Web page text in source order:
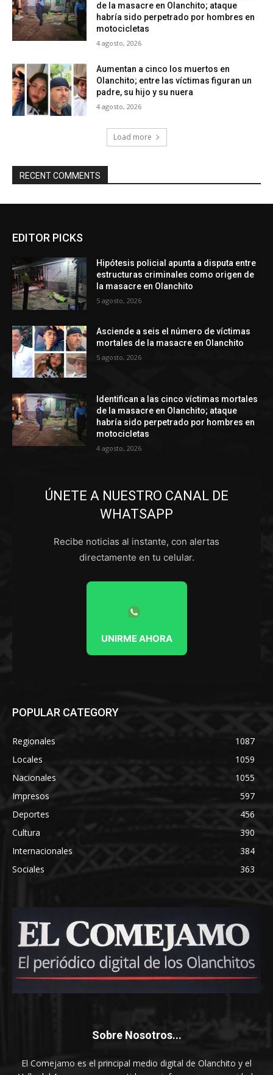
de la masacre en Olanchito; ataque
habría sido perpetrado por hombres en
motocicletas
4 agosto, 2026
Aumentan a cinco los muertos en
Olanchito; entre las víctimas figuran un
padre, su hijo y su nuera
4 agosto, 2026
Load more
RECENT COMMENTS
EDITOR PICKS
Hipótesis policial apunta a disputa entre
estructuras criminales como origen de
la masacre en Olanchito
5 agosto, 2026
Asciende a seis el número de víctimas
mortales de la masacre en Olanchito
5 agosto, 2026
Identifican a las cinco víctimas mortales
de la masacre en Olanchito; ataque
habría sido perpetrado por hombres en
motocicletas
4 agosto, 2026
ÚNETE A NUESTRO CANAL DE
WHATSAPP
Recibe noticias al instante, con alertas
directamente en tu celular.
UNIRME AHORA
POPULAR CATEGORY
Regionales
1087
Locales
1059
Nacionales
1055
Impresos
597
Deportes
456
Cultura
390
Internacionales
384
Sociales
363
Sobre Nosotros...
El Comejamo es el principal medio digital de Olanchito y el